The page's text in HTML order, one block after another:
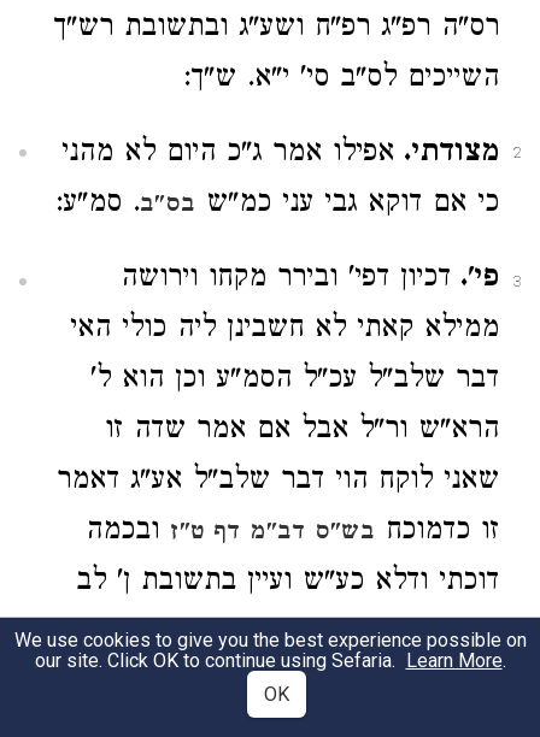
רס"ה רפ"ג רפ"ח ושע"ג ובתשובת רש"ך
השייכים לס"ב סי' י"א. ש"ך:
2 מצודתי. אפילו אמר ג"כ היום לא מהני
כי אם דוקא גבי עני כמ"ש בס"ב. סמ"ע:
3 פי'. דכיון דפי' ובירר מקחו וירושה
ממילא קאתי לא חשבינן ליה כולי האי
דבר שלב"ל עכ"ל הסמ"ע וכן הוא ל'
הרא"ש ור"ל אבל אם אמר שדה זו
שאני לוקח הוי דבר שלב"ל אע"ג דאמר
זו כדמוכח בש"ס דב"מ דף ט"ז ובכמה
דוכתי ודלא כע"ש ועיין בתשובת ן' לב
ח"א סי' ס"ג. ש"ך:
הרא"ש והטור כתבו משום כדי חיי
We use cookies to give you the best experience possible on
our site. Click OK to continue using Sefaria. Learn More.
OK